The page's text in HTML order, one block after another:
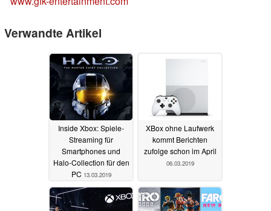
Verwandte Artikel
Inside Xbox: Spiele-
Streaming für
Smartphones und
Halo-Collection für den
PC 13.03.2019
XBox ohne Laufwerk
kommt Berichten
zufolge schon im April
06.03.2019